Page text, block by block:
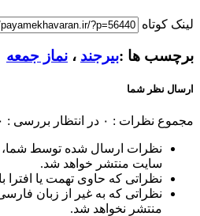
لینک کوتاه
برچسب ها :بیرجند ، نماز جمعه
ارسال نظر شما
مجموع نظرات : ۰ در انتظار بررسی : ۰
نظرات ارسال شده توسط شما،
سایت منتشر خواهد شد.
نظراتی که حاوی تهمت یا افترا
نظراتی که به غیر از زبان
منتشر نخواهد شد.